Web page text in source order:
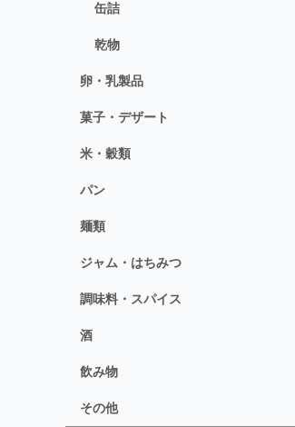
缶詰
乾物
卵・乳製品
菓子・デザート
米・穀類
パン
麺類
ジャム・はちみつ
調味料・スパイス
酒
飲み物
その他